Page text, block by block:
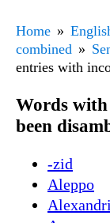
Home
combined
entries with
Words
been
-zid
Aleppo